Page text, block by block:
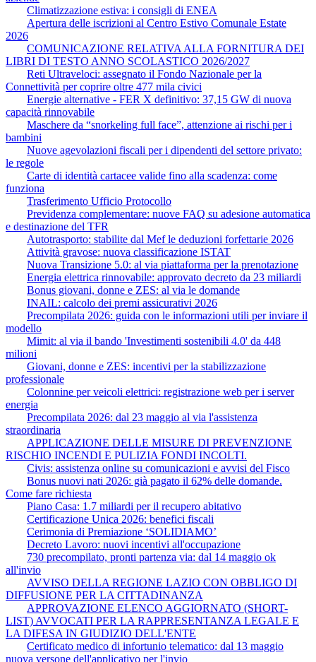
Climatizzazione estiva: i consigli di ENEA
Apertura delle iscrizioni al Centro Estivo Comunale Estate
2026
COMUNICAZIONE RELATIVA ALLA FORNITURA DEI
LIBRI DI TESTO ANNO SCOLASTICO 2026/2027
Reti Ultraveloci: assegnato il Fondo Nazionale per la
Connettività per coprire oltre 477 mila civici
Energie alternative - FER X definitivo: 37,15 GW di nuova
capacità rinnovabile
Maschere da “snorkeling full face”, attenzione ai rischi per i
bambini
Nuove agevolazioni fiscali per i dipendenti del settore privato:
le regole
Carte di identità cartacee valide fino alla scadenza: come
funziona
Trasferimento Ufficio Protocollo
Previdenza complementare: nuove FAQ su adesione automatica
e destinazione del TFR
Autotrasporto: stabilite dal Mef le deduzioni forfettarie 2026
Attività gravose: nuova classificazione ISTAT
Nuova Transizione 5.0: al via piattaforma per la prenotazione
Energia elettrica rinnovabile: approvato decreto da 23 miliardi
Bonus giovani, donne e ZES: al via le domande
INAIL: calcolo dei premi assicurativi 2026
Precompilata 2026: guida con le informazioni utili per inviare il
modello
Mimit: al via il bando 'Investimenti sostenibili 4.0' da 448
milioni
Giovani, donne e ZES: incentivi per la stabilizzazione
professionale
Colonnine per veicoli elettrici: registrazione web per i server
energia
Precompilata 2026: dal 23 maggio al via l'assistenza
straordinaria
APPLICAZIONE DELLE MISURE DI PREVENZIONE
RISCHIO INCENDI E PULIZIA FONDI INCOLTI.
Civis: assistenza online su comunicazioni e avvisi del Fisco
Bonus nuovi nati 2026: già pagato il 62% delle domande.
Come fare richiesta
Piano Casa: 1.7 miliardi per il recupero abitativo
Certificazione Unica 2026: benefici fiscali
Cerimonia di Premiazione ‘SOLIDIAMO’
Decreto Lavoro: nuovi incentivi all'occupazione
730 precompilato, pronti partenza via: dal 14 maggio ok
all'invio
AVVISO DELLA REGIONE LAZIO CON OBBLIGO DI
DIFFUSIONE PER LA CITTADINANZA
APPROVAZIONE ELENCO AGGIORNATO (SHORT-
LIST) AVVOCATI PER LA RAPPRESENTANZA LEGALE E
LA DIFESA IN GIUDIZIO DELL'ENTE
Certificato medico di infortunio telematico: dal 13 maggio
nuova versone dell'applicativo per l'invio